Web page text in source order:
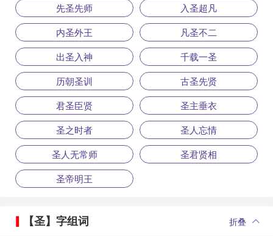
先圣先师
入圣超凡
内圣外王
凡圣不二
出圣入神
千载一圣
历朝圣训
古圣先贤
君圣臣贤
圣主垂衣
圣之时者
圣人忘情
圣人无常师
圣君贤相
圣帝明王
【圣】字组词 折叠